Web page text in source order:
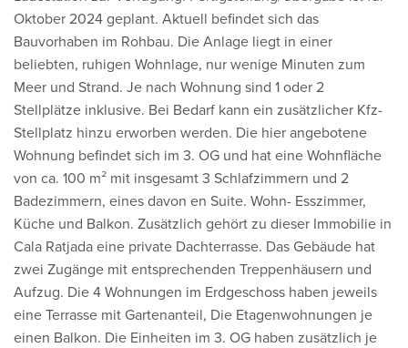
Oktober 2024 geplant. Aktuell befindet sich das
Bauvorhaben im Rohbau. Die Anlage liegt in einer
beliebten, ruhigen Wohnlage, nur wenige Minuten zum
Meer und Strand. Je nach Wohnung sind 1 oder 2
Stellplätze inklusive. Bei Bedarf kann ein zusätzlicher Kfz-
Stellplatz hinzu erworben werden. Die hier angebotene
Wohnung befindet sich im 3. OG und hat eine Wohnfläche
von ca. 100 m² mit insgesamt 3 Schlafzimmern und 2
Badezimmern, eines davon en Suite. Wohn- Esszimmer,
Küche und Balkon. Zusätzlich gehört zu dieser Immobilie in
Cala Ratjada eine private Dachterrasse. Das Gebäude hat
zwei Zugänge mit entsprechenden Treppenhäusern und
Aufzug. Die 4 Wohnungen im Erdgeschoss haben jeweils
eine Terrasse mit Gartenanteil, Die Etagenwohnungen je
einen Balkon. Die Einheiten im 3. OG haben zusätzlich je